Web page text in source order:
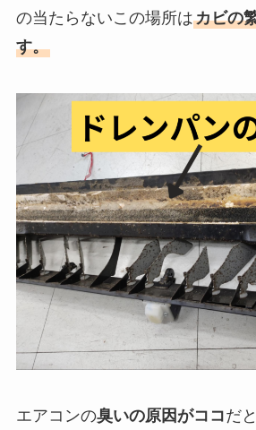
の当たらないこの場所はカビの
す。
エアコンの臭いの原因がココだ